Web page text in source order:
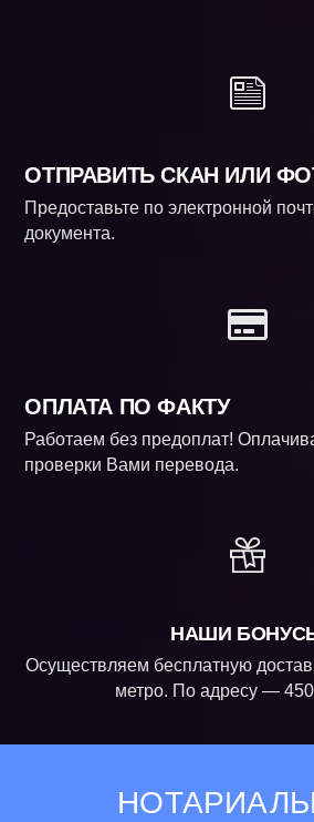
ОТПРАВИТЬ СКАН ИЛИ
Предоставьте по электронной
документа.
ОПЛАТА ПО ФАКТУ
Работаем без предоплат!
проверки Вами перевода.
НАШИ
Осуществляем бесплатную
метро. По адресу —